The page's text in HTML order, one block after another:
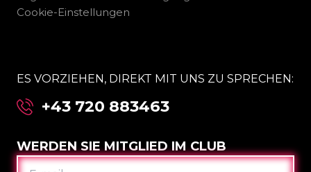
Cookie-Einstellungen
ES VORZIEHEN, DIREKT MIT UNS ZU SPRECHEN:
+43 720 883463
WERDEN SIE MITGLIED IM CLUB
E-